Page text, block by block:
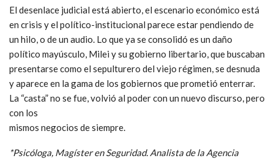
El desenlace judicial está abierto, el escenario económico está
en crisis y el político-institucional parece estar pendiendo de
un hilo, o de un audio. Lo que ya se consolidó es un daño
político mayúsculo, Milei y su gobierno libertario, que buscaban
presentarse como el sepulturero del viejo régimen, se desnuda
y aparece en la gama de los gobiernos que prometió enterrar.
La “casta” no se fue, volvió al poder con un nuevo discurso, pero
con los
mismos negocios de siempre.
*Psicóloga, Magíster en Seguridad. Analista de la Agencia